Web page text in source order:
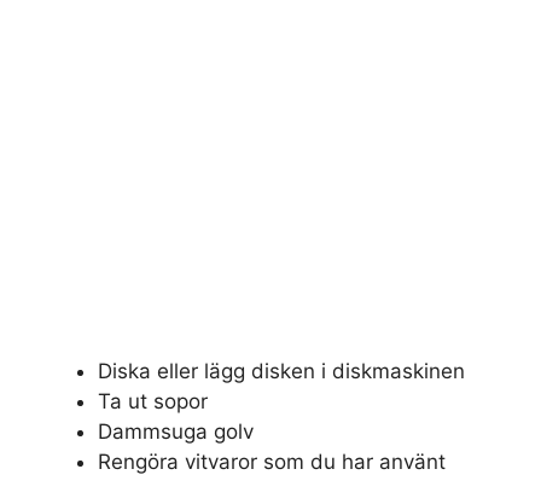
Diska eller lägg disken i diskmaskinen
Ta ut sopor
Dammsuga golv
Rengöra vitvaror som du har använt